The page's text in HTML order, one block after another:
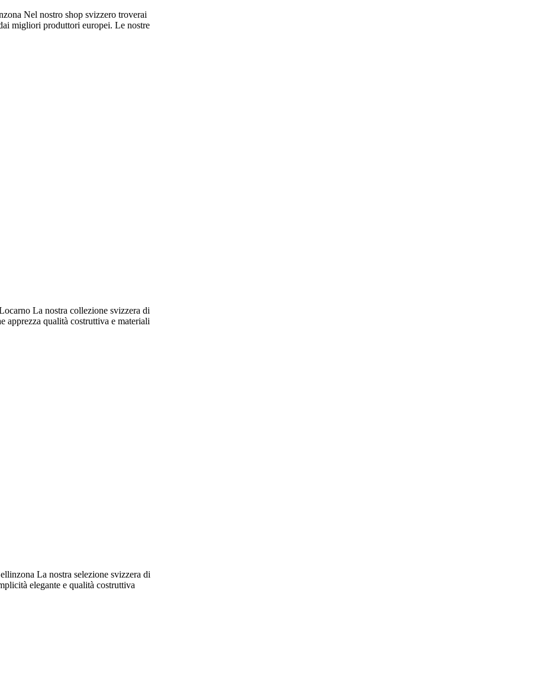
Nel nostro shop svizzero troverai
migliori produttori europei. Le nostre
La nostra collezione svizzera di
apprezza qualità costruttiva e materiali
La nostra selezione svizzera di
elegante e qualità costruttiva